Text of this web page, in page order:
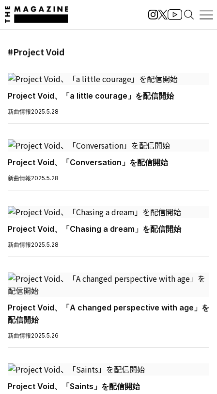
#Project Void
Project Void、「a little courage」を配信開始
新曲情報2025.5.28
Project Void、「Conversation」を配信開始
新曲情報2025.5.28
Project Void、「Chasing a dream」を配信開始
新曲情報2025.5.28
Project Void、「A changed perspective with age」を
配信開始
新曲情報2025.5.26
Project Void、「Saints」を配信開始